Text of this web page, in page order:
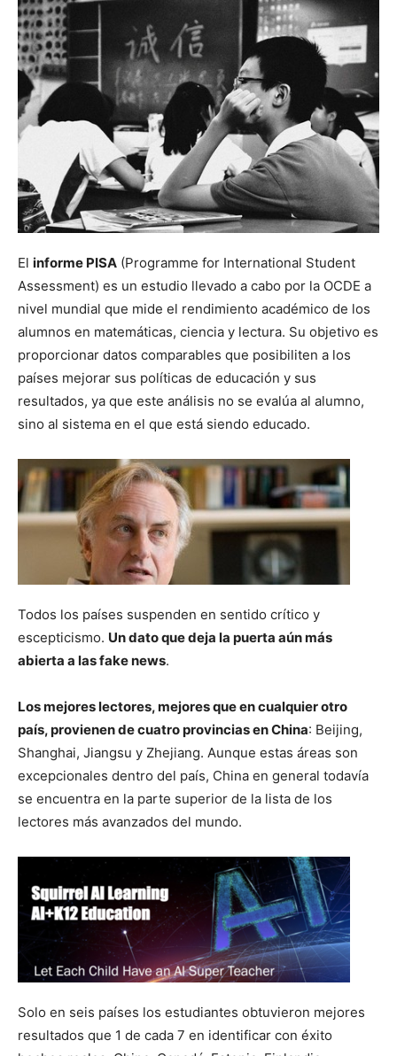
El informe PISA (Programme for International Student
Assessment) es un estudio llevado a cabo por la OCDE a
nivel mundial que mide el rendimiento académico de los
alumnos en matemáticas, ciencia y lectura. Su objetivo es
proporcionar datos comparables que posibiliten a los
países mejorar sus políticas de educación y sus
resultados, ya que este análisis no se evalúa al alumno,
sino al sistema en el que está siendo educado.
Todos los países suspenden en sentido crítico y
escepticismo. Un dato que deja la puerta aún más
abierta a las fake news.
Los mejores lectores, mejores que en cualquier otro
país, provienen de cuatro provincias en China: Beijing,
Shanghai, Jiangsu y Zhejiang. Aunque estas áreas son
excepcionales dentro del país, China en general todavía
se encuentra en la parte superior de la lista de los
lectores más avanzados del mundo.
Solo en seis países los estudiantes obtuvieron mejores
resultados que 1 de cada 7 en identificar con éxito